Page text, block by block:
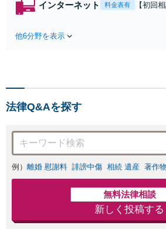
インターネット 料金表有
【初回
応しま
他6分野を表示
法律Q&Aを探す
例） 離婚 慰謝料 誹謗中傷 相続 遺産 著作
無料法律相談
新しく投稿する